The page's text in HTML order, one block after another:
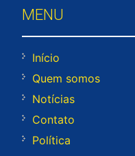
MENU
Início
Quem somos
Notícias
Contato
Política